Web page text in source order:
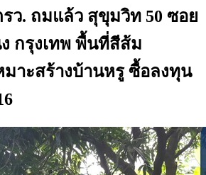
ว. ถมแล้ว สุขุมวิท 50 ซอย
กรุงเทพ พื้นที่สีส้ม
มาะสร้างบ้านหรู ซื้อลงทุน